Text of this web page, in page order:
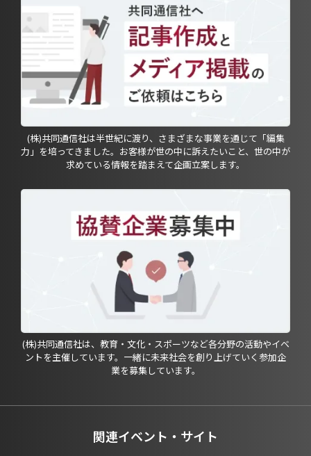
(株)共同通信社は半世紀に渡り、さまざまな事業を通じて「編集
力」を培ってきました。お客様が世の中に訴えたいこと、世の中が
求めている情報を踏まえて企画立案します。
(株)共同通信社は、教育・文化・スポーツなど各分野の活動やイベ
ントを主催しています。一緒に未来社会を創り上げていく参加企
業を募集しています。
関連イベント・サイト